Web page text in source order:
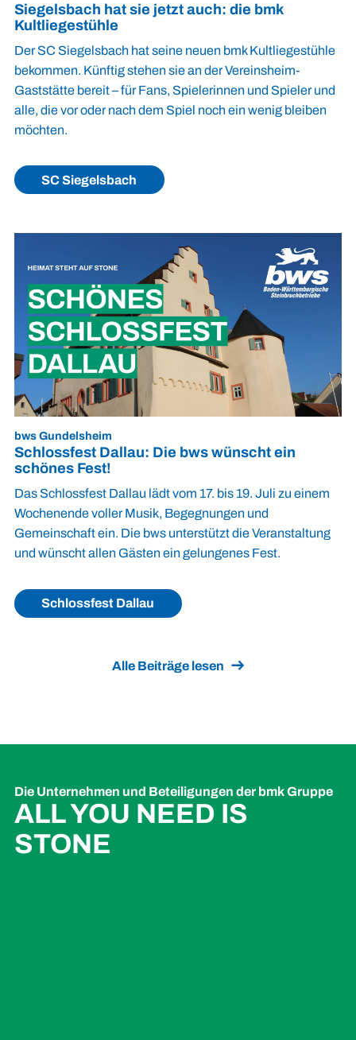
Siegelsbach hat sie jetzt auch: die bmk
Kultliegestühle
Der SC Siegelsbach hat seine neuen bmk Kultliegestühle
bekommen. Künftig stehen sie an der Vereinsheim-
Gaststätte bereit – für Fans, Spielerinnen und Spieler und
alle, die vor oder nach dem Spiel noch ein wenig bleiben
möchten.
SC Siegelsbach
bws Gundelsheim
Schlossfest Dallau: Die bws wünscht ein
schönes Fest!
Das Schlossfest Dallau lädt vom 17. bis 19. Juli zu einem
Wochenende voller Musik, Begegnungen und
Gemeinschaft ein. Die bws unterstützt die Veranstaltung
und wünscht allen Gästen ein gelungenes Fest.
Schlossfest Dallau
Alle Beiträge lesen
Die Unternehmen und Beteiligungen der bmk Gruppe
ALL YOU NEED IS
STONE